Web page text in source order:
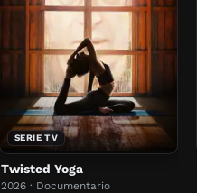
SERIE TV
Twisted Yoga
2026 · Documentario